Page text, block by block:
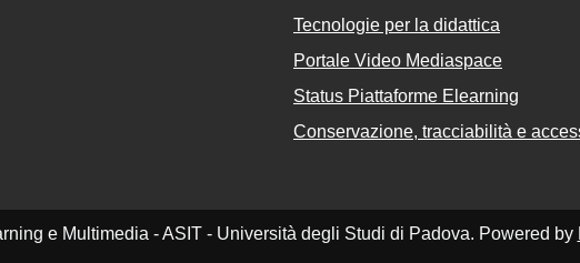
Tecnologie per la didattica
Portale Video Mediaspace
Status Piattaforme Elearning
Conservazione, tracciabilità e
e Multimedia - ASIT - Università degli Studi di Padova. Powered by